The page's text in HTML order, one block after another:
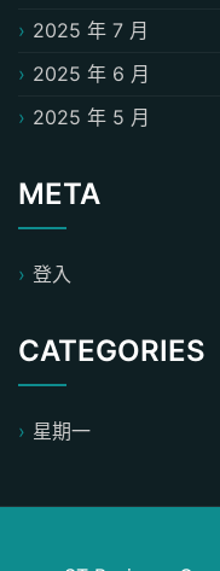
2025 年 7 月
2025 年 6 月
2025 年 5 月
META
登入
CATEGORIES
星期一